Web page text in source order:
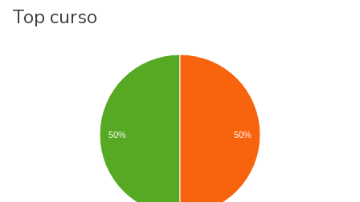
Top curso
50% 50%